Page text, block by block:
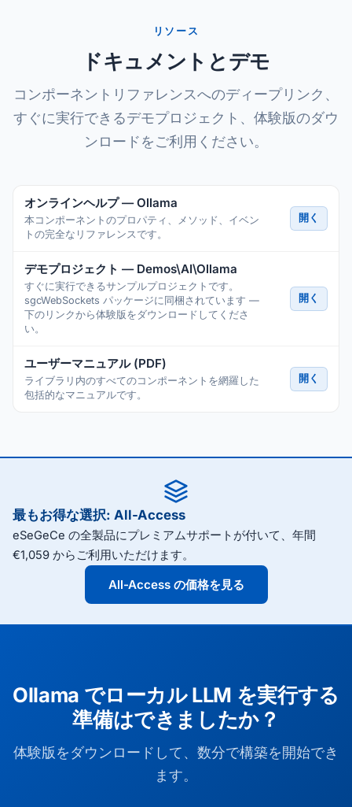
リソース
ドキュメントとデモ
コンポーネントリファレンスへのディープリンク、
すぐに実行できるデモプロジェクト、体験版のダウ
ンロードをご利用ください。
オンラインヘルプ — Ollama
本コンポーネントのプロパティ、メソッド、イベン
トの完全なリファレンスです。
開く
デモプロジェクト — Demos\AI\Ollama
すぐに実行できるサンプルプロジェクトです。
sgcWebSockets パッケージに同梱されています —
下のリンクから体験版をダウンロードしてくださ
い。
開く
ユーザーマニュアル (PDF)
ライブラリ内のすべてのコンポーネントを網羅した
包括的なマニュアルです。
開く
最もお得な選択: All-Access
eSeGeCe の全製品にプレミアムサポートが付いて、年間
€1,059 からご利用いただけます。
All-Access の価格を見る
Ollama でローカル LLM を実行する
準備はできましたか？
体験版をダウンロードして、数分で構築を開始でき
ます。